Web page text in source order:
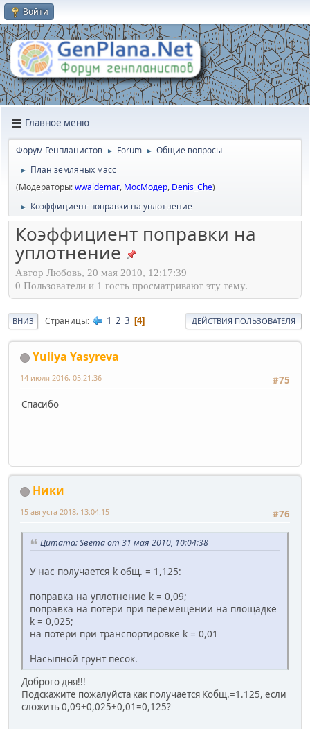
Войти
Главное меню
Форум Генпланистов ► Forum ► Общие вопросы
►
План земляных масс
(Модераторы:wwaldemar, МосМодер, Denis_Che)
► Коэффициент поправки на уплотнение
Коэффициент поправки на
уплотнение
Автор Любовь, 20 мая 2010, 12:17:39
0 Пользователи и 1 гость просматривают эту тему.
ВНИЗ Страницы 1 2 3 4 ДЕЙСТВИЯ ПОЛЬЗОВАТЕЛЯ
Yuliya Yasyreva
#75
14 июля 2016, 05:21:36
Спасибо
Ники
#76
15 августа 2018, 13:04:15
Цитата: Sвета от 31 мая 2010, 10:04:38
У нас получается k общ. = 1,125:
поправка на уплотнение k = 0,09;
поправка на потери при перемещении на площадке
k = 0,025;
на потери при транспортировке k = 0,01
Насыпной грунт песок.
Доброго дня!!!
Подскажите пожалуйста как получается Кобщ.=1.125, если
сложить 0,09+0,025+0,01=0,125?